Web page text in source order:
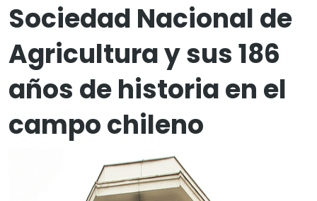
Sociedad Nacional de
Agricultura y sus 186
años de historia en el
campo chileno